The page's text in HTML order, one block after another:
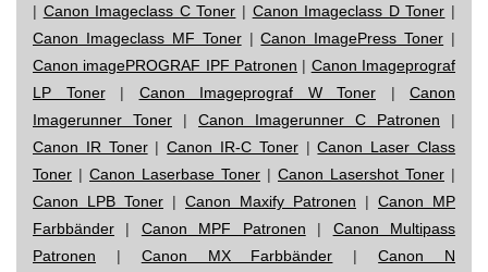
| Canon Imageclass C Toner | Canon Imageclass D Toner |
Canon Imageclass MF Toner|Canon ImagePress Toner |
Canon imagePROGRAF IPF Patronen | Canon Imageprograf
LP Toner| Canon Imageprograf W Toner | Canon
Imagerunner Toner | Canon Imagerunner C Patronen |
Canon IR Toner|Canon IR-C Toner|Canon Laser Class
Toner | Canon Laserbase Toner | Canon Lasershot Toner |
Canon LPB Toner | Canon Maxify Patronen | Canon MP
Farbbänder | Canon MPF Patronen | Canon Multipass
Patronen | Canon MX Farbbänder |Canon N